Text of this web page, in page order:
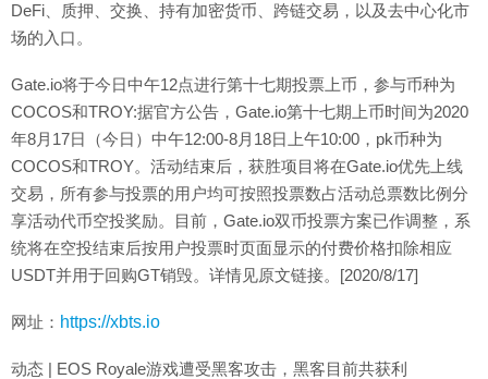
DeFi、质押、交换、持有加密货币、跨链交易，以及去中心化市
场的入口。
Gate.io将于今日中午12点进行第十七期投票上币，参与币种为
COCOS和TROY:据官方公告，Gate.io第十七期上币时间为2020
年8月17日（今日）中午12:00-8月18日上午10:00，pk币种为
COCOS和TROY。活动结束后，获胜项目将在Gate.io优先上线
交易，所有参与投票的用户均可按照投票数占活动总票数比例分
享活动代币空投奖励。目前，Gate.io双币投票方案已作调整，系
统将在空投结束后按用户投票时页面显示的付费价格扣除相应
USDT并用于回购GT销毁。详情见原文链接。[2020/8/17]
网址： https://xbts.io
动态 | EOS Royale游戏遭受黑客攻击，黑客目前共获利